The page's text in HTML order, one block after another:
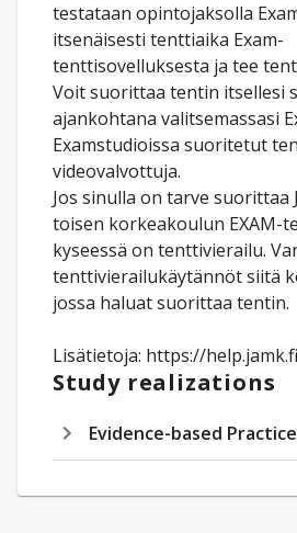
testataan opintojaksolla
itsenäisesti tenttiaika Exam-
tenttisovelluksesta ja tee
Voit suorittaa tentin itsellesi
ajankohtana valitsemassasi
Examstudioissa suoritetut
videovalvottuja.
Jos sinulla on tarve suorittaa
toisen korkeakoulun EXAM-
kyseessä on tenttivierailu.
tenttivierailukäytännöt siitä
jossa haluat suorittaa tentin.
Lisätietoja: https://
Study realizations
Evidence-based